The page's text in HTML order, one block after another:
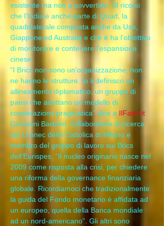
esistente ma non a sovvertirlo. SI ricorsi
che l’India è anche parte di Quad, la
quadrilaterale composta anche da Usa,
Giappone ed Australia e che è ha l’obiettivo
di monitorare e contenere l’espansione
cinese.
“I Brics non sono un’organizzazione, non
ne hanno le strutture. Io li definisco un
allineamento diplomatico, un gruppo di
paesi che adottano un modello di
cooperazione pragmatica” dice a IlFatto.it
Giovanni Barbieri, collaboratore di ricerca
del Cranec della Cattolica di Milano e
membro del gruppo di lavoro sui Brics
dell’Eurispes. “Il nucleo originario nasce nel
2009 come risposta alla crisi, per chiedere
una riforma della governance finanziaria
globale. Ricordiamoci che tradizionalmente
la guida del Fondo monetario è affidata ad
un europeo, quella della Banca mondiale
ad un nord-americano”. Gli altri sono